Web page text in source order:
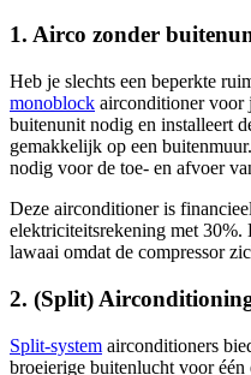
1. Airco zonder
Heb je slechts een beperkte
monoblock airconditioner voor
buitenunit nodig en installeert
gemakkelijk op een
nodig voor de toe- en afvoer
Deze airconditioner is
elektriciteitsrekening met
lawaai omdat de compressor
2. (Split)
Split-system airconditioners
broeierige buitenlucht voor